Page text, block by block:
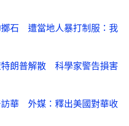
擲石 遭當地人暴打制服：我
特朗普解散 科學家警告損害
訪華 外媒：釋出美國對華收